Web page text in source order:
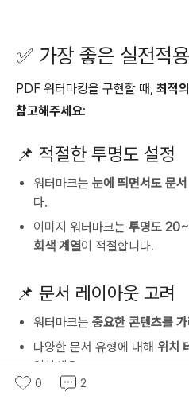
✅ 가장 좋은 실전적
PDF 워터마킹을 구현할 때, 최적
참고해주세요:
📌 적절한 투명도 설정
워터마크는 눈에 띄면서도 문
다.
이미지 워터마크는 투명도
회색 계열이 적절합니다.
📌 문서 레이아웃 고려
워터마크는 중요한 콘텐츠를
다양한 문서 유형에 대해 위치
인하세요.
0 2